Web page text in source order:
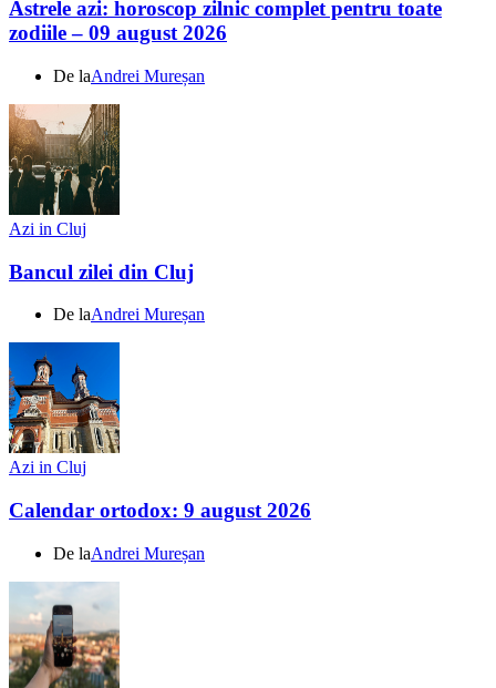
Astrele azi: horoscop zilnic complet pentru toate
zodiile – 09 august 2026
De laAndrei Mureșan
Azi in Cluj
Bancul zilei din Cluj
De laAndrei Mureșan
Azi in Cluj
Calendar ortodox: 9 august 2026
De laAndrei Mureșan